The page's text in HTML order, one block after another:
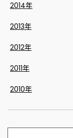
2014年
2013年
2012年
2011年
2010年